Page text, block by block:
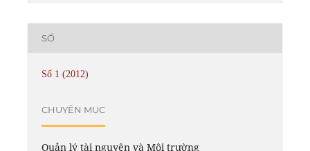
SỐ
Số 1 (2012)
CHUYÊN MỤC
Quản lý tài nguyên và Môi trường